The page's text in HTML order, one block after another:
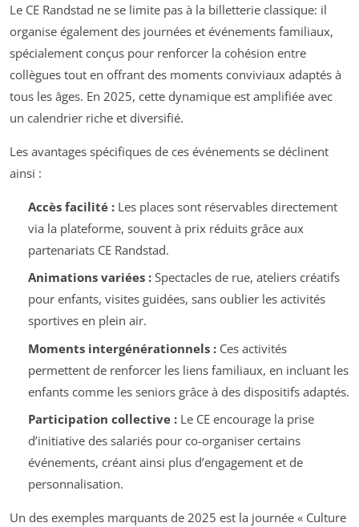
Le CE Randstad ne se limite pas à la billetterie classique: il
organise également des journées et événements familiaux,
spécialement conçus pour renforcer la cohésion entre
collègues tout en offrant des moments conviviaux adaptés à
tous les âges. En 2025, cette dynamique est amplifiée avec
un calendrier riche et diversifié.
Les avantages spécifiques de ces événements se déclinent
ainsi :
Accès facilité :Les places sont réservables directement
via la plateforme, souvent à prix réduits grâce aux
partenariats CE Randstad.
Animations variées :Spectacles de rue, ateliers créatifs
pour enfants, visites guidées, sans oublier les activités
sportives en plein air.
Moments intergénérationnels :Ces activités
permettent de renforcer les liens familiaux, en incluant les
enfants comme les seniors grâce à des dispositifs adaptés.
Participation collective :Le CE encourage la prise
d’initiative des salariés pour co-organiser certains
événements, créant ainsi plus d’engagement et de
personnalisation.
Un des exemples marquants de 2025 est la journée « Culture